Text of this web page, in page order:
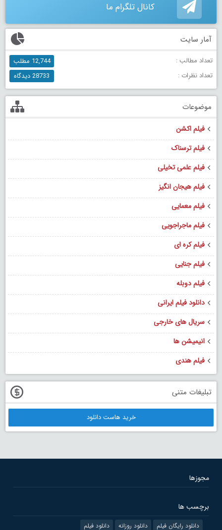
کانال تلگرام ما
آمار سایت
تعداد مطالب :
12,744 مطلب
تعداد نظرات :
28733 دیدگاه
موضوعات
فیلم اکشن
فیلم ترسناک
فیلم علمی تخیلی
فیلم هیجان انگیز
فیلم معمایی
فیلم ماجراجویی
فیلم کره ای
فیلم جنایی
فیلم دوبله
دانلود فیلم ایرانی
سریال های خارجی
انیمیشن ها
فیلم هندی
تبلیغات متنی
خرید هاست دانلود
مجوزها
برچسب ها
دانلود رایگان فیلم دانلود روزانه دانلود فیلم